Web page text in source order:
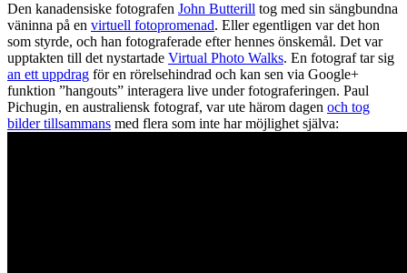
Den kanadensiske fotografen John Butterill tog med sin sängbundna
väninna på en virtuell fotopromenad. Eller egentligen var det hon
som styrde, och han fotograferade efter hennes önskemål. Det var
upptakten till det nystartade Virtual Photo Walks. En fotograf tar sig
an ett uppdrag för en rörelsehindrad och kan sen via Google+
funktion ”hangouts” interagera live under fotograferingen. Paul
Pichugin, en australiensk fotograf, var ute härom dagen och tog
bilder tillsammans med flera som inte har möjlighet själva: